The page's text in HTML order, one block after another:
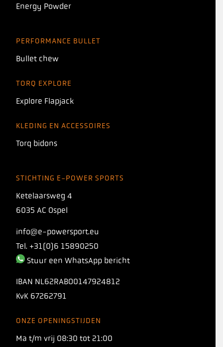
Energy Powder
PERFORMANCE BULLET
Bullet chew
TORQ EXPLORE
Explore Flapjack
KLEDING EN ACCESSOIRES
Torq bidons
STICHTING E-POWER SPORTS
Ketelaarsweg 4
6035 AC Ospel
info@e-powersport.eu
Tel. +31(0)6 15890250
Stuur een WhatsApp bericht
IBAN NL62RABO0147924812
KvK 67262791
ONZE OPENINGSTIJDEN
Ma t/m vrij 08:30 tot 21:00
INTRODUCING